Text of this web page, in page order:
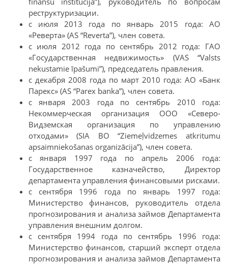
реструктуризации.
с июля 2013 года по январь 2015 года: АО
«Реверта» (AS “Reverta”), член совета.
с июля 2012 года по сентябрь 2012 года: ГАО
«Государственная недвижимость» (VAS “Valsts
nekustamie īpašumi”), председатель правления.
с декабря 2008 года по март 2010 года: АО «Банк
Парекс» (AS “Parex banka”), член совета.
с января 2003 года по сентябрь 2010 года:
Некоммерческая организация ООО «Северо-
Видземская организация по управлению
отходами» (SIA BO “Ziemeļvidzemes atkritumu
apsaimniekošanas organizācija”), член совета.
с января 1997 года по апрель 2006 года:
Государственное казначейство, Директор
департамента управления финансовыми рисками.
с сентября 1996 года по январь 1997 года:
Министерство финансов, руководитель отдела
прогнозирования и анализа займов Департамента
управления внешним долгом.
с сентября 1994 года по сентябрь 1996 года:
Министерство финансов, старший эксперт отдела
прогнозирования и анализа займов Департамента